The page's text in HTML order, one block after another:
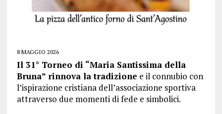
8 MAGGIO 2026
Il 31° Torneo di “Maria Santissima della
Bruna” rinnova la tradizione e il connubio con
l’ispirazione cristiana dell’associazione sportiva
attraverso due momenti di fede e simbolici.